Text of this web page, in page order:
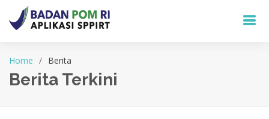
Home Berita
Berita Terkini